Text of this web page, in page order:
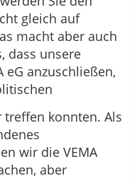
gleich auf
macht aber auch
dass unsere
eG anzuschließen,
treffen konnten. Als
wir die VEMA
aber